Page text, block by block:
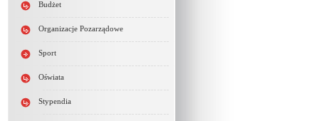
Budżet
Organizacje Pozarządowe
Sport
Oświata
Stypendia